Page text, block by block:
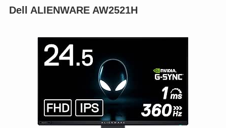
Dell ALIENWARE AW2521H